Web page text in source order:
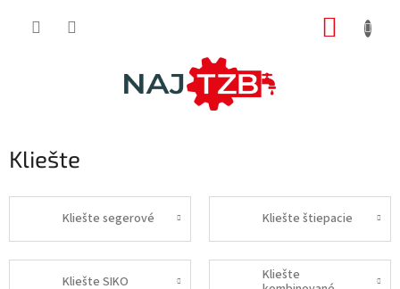
Kliešte
Kliešte segerové Kliešte štiepacie
Kliešte SIKO
Kliešte